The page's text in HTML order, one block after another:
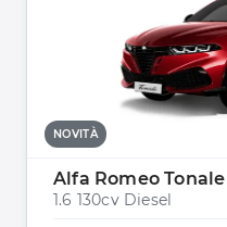
NOVITÀ
Alfa Romeo Tonale
1.6 130cv Diesel